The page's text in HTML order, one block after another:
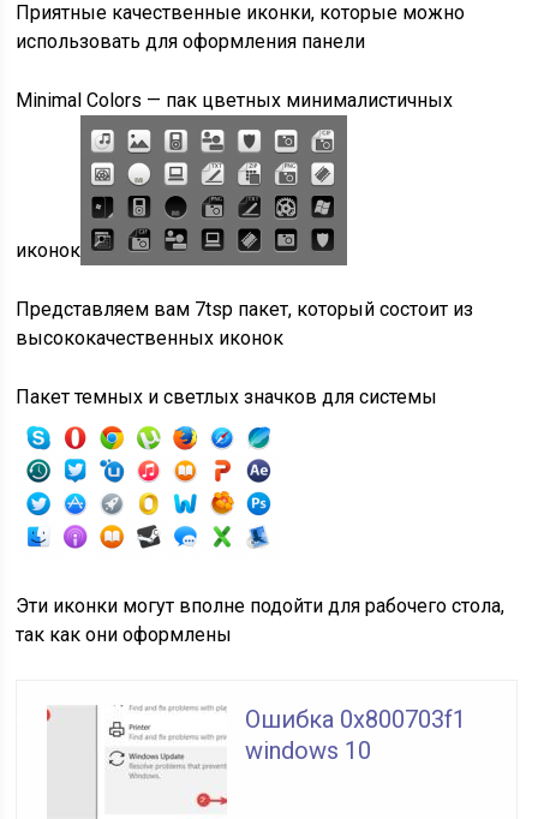
Приятные качественные иконки, которые можно
использовать для оформления панели
Minimal Colors — пак цветных минималистичных
иконок
Представляем вам 7tsp пакет, который состоит из
высококачественных иконок
Пакет темных и светлых значков для системы
Эти иконки могут вполне подойти для рабочего стола,
так как они оформлены
Ошибка 0x800703f1
windows 10